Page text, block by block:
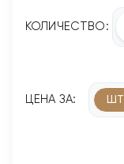
ЦЕНА ЗА: ШТ
КОЛИЧЕСТВО: